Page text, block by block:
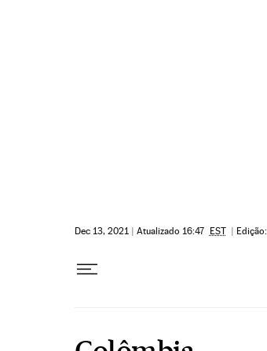
Dec 13, 2021 | Atualizado 16:47 EST | Edição: